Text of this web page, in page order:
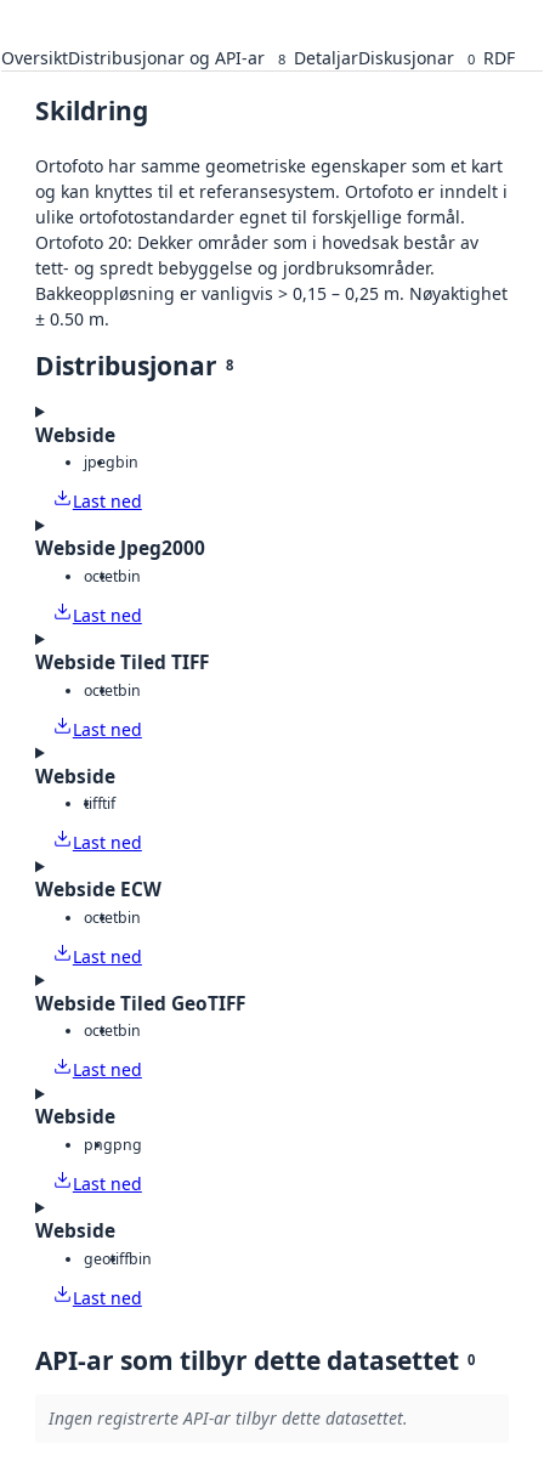
OversiktDistribusjonar og API-ar 8 DetaljarDiskusjonar 0 RDF
Skildring
Ortofoto har samme geometriske egenskaper som et kart
og kan knyttes til et referansesystem. Ortofoto er inndelt i
ulike ortofotostandarder egnet til forskjellige formål.
Ortofoto 20: Dekker områder som i hovedsak består av
tett- og spredt bebyggelse og jordbruksområder.
Bakkeoppløsning er vanligvis > 0,15 – 0,25 m. Nøyaktighet
± 0.50 m.
Distribusjonar 8
Webside
jpegbin
Last ned
Webside Jpeg2000
octetbin
Last ned
Webside Tiled TIFF
octetbin
Last ned
Webside
tifftif
Last ned
Webside ECW
octetbin
Last ned
Webside Tiled GeoTIFF
octetbin
Last ned
Webside
pngpng
Last ned
Webside
geotiffbin
Last ned
API-ar som tilbyr dette datasettet 0
Ingen registrerte API-ar tilbyr dette datasettet.